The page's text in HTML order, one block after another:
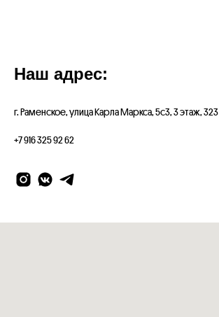
Наш адрес:
г. Раменское, улица Карла Маркса, 5с3, 3 этаж,
+7 916 325 92 62